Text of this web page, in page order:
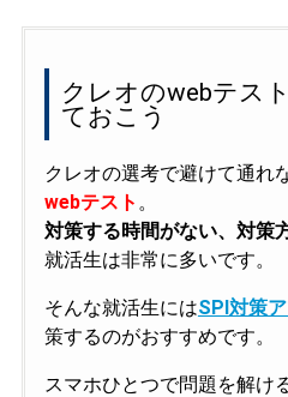
クレオのwebテス
ておこう
クレオの選考で避けて通れ
webテスト 。
対策する時間がない、対策
就活生は非常に多いです。
そんな就活生にはSPI対策
策するのがおすすめです。
スマホひとつで問題を解け